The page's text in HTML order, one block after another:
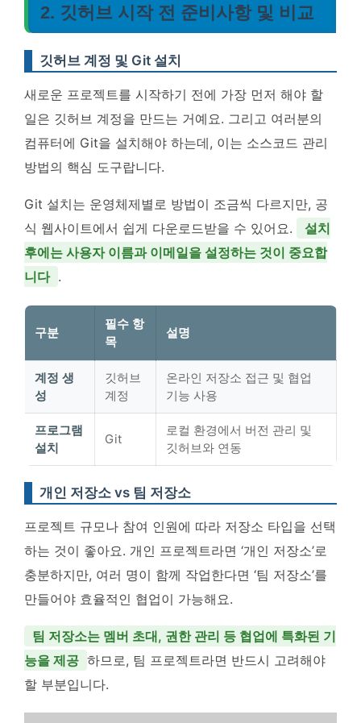
2. 깃허브 시작 전 준비사항 및 비교
깃허브 계정 및 Git 설치
새로운 프로젝트를 시작하기 전에 가장 먼저 해야 할
일은 깃허브 계정을 만드는 거예요. 그리고 여러분의
컴퓨터에 Git을 설치해야 하는데, 이는 소스코드 관리
방법의 핵심 도구랍니다.
Git 설치는 운영체제별로 방법이 조금씩 다르지만, 공
식 웹사이트에서 쉽게 다운로드받을 수 있어요.
설치
후에는 사용자 이름과 이메일을 설정하는 것이 중요합
니다 .
구분
필수 항
목
설명
계정 생
성
깃허브
계정
온라인 저장소 접근 및 협업
기능 사용
프로그램
설치
Git
로컬 환경에서 버전 관리 및
깃허브와 연동
개인 저장소 vs 팀 저장소
프로젝트 규모나 참여 인원에 따라 저장소 타입을 선택
하는 것이 좋아요. 개인 프로젝트라면 ‘개인 저장소’로
충분하지만, 여러 명이 함께 작업한다면 ‘팀 저장소’를
만들어야 효율적인 협업이 가능해요.
팀 저장소는 멤버 초대, 권한 관리 등 협업에 특화된 기
능을 제공 하므로, 팀 프로젝트라면 반드시 고려해야
할 부분입니다.